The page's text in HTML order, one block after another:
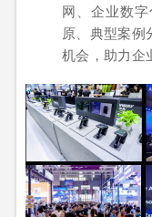
网、企业数
原、典型案例
机会，助力企